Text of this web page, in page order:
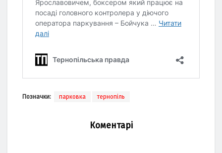
Позначки: парковка тернопіль
Коментарі